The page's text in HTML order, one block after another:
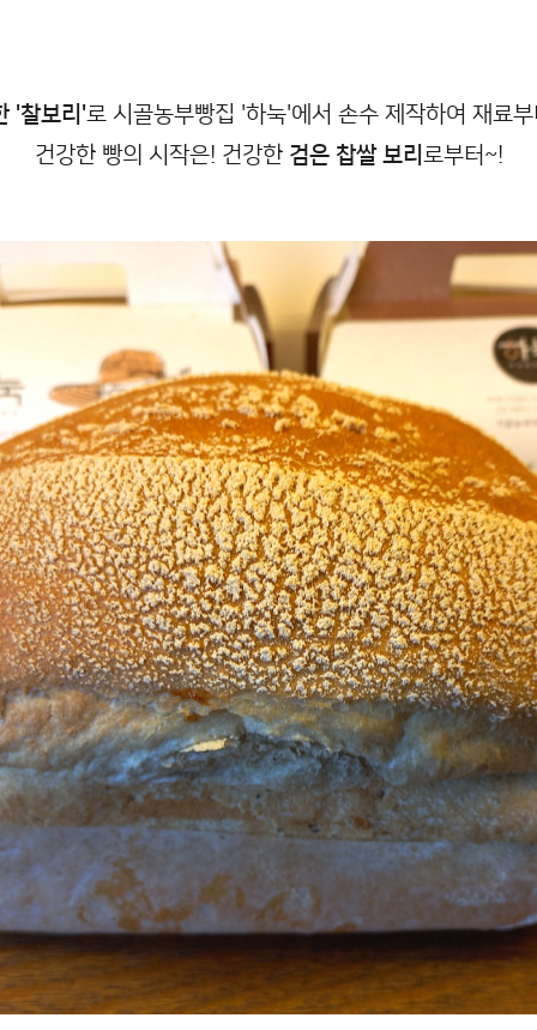
'찰보리'로 시골농부빵집 '하눅'에서 손수 제작하여 재료
건강한 빵의 시작은! 건강한 검은 찹쌀 보리 로부터~!